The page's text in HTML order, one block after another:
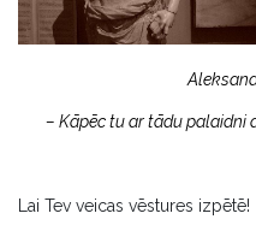
– Kāpēc tu ar tādu palaidni
Lai Tev veicas vēstures izpētē!